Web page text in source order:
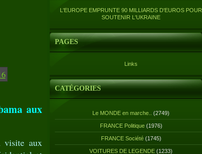
aux
visite aux
L'EUROPE EMPRUNTE 90 MILLIARDS D'EUROS POUR
SOUTENIR L'UKRAINE
PAGES
Links
CATÉGORIES
Le MONDE en marche.. (2749)
FRANCE Politique(1976)
FRANCE Société(1745)
VOITURES DE LEGENDE (1233)